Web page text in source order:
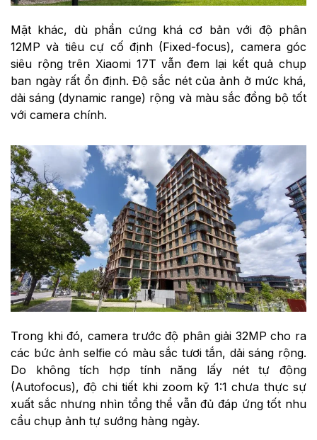
Mặt khác, dù phần cứng khá cơ bản với độ phân
12MP và tiêu cự cố định (Fixed-focus), camera góc
siêu rộng trên Xiaomi 17T vẫn đem lại kết quả chụp
ban ngày rất ổn định. Độ sắc nét của ảnh ở mức khá,
dải sáng (dynamic range) rộng và màu sắc đồng bộ tốt
với camera chính.
Trong khi đó, camera trước độ phân giải 32MP cho ra
các bức ảnh selfie có màu sắc tươi tắn, dải sáng rộng.
Do không tích hợp tính năng lấy nét tự động
(Autofocus), độ chi tiết khi zoom kỹ 1:1 chưa thực sự
xuất sắc nhưng nhìn tổng thể vẫn đủ đáp ứng tốt nhu
cầu chụp ảnh tự sướng hàng ngày.